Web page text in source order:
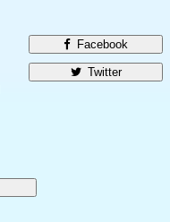
Facebook
Twitter